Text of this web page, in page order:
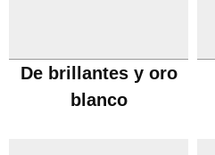
De brillantes y oro
blanco